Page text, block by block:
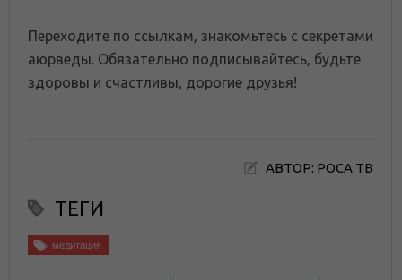
Переходите по ссылкам, знакомьтесь с секретами
аюрведы. Обязательно подписывайтесь, будьте
здоровы и счастливы, дорогие друзья!
АВТОР: РОСА ТВ
ТЕГИ
медитация